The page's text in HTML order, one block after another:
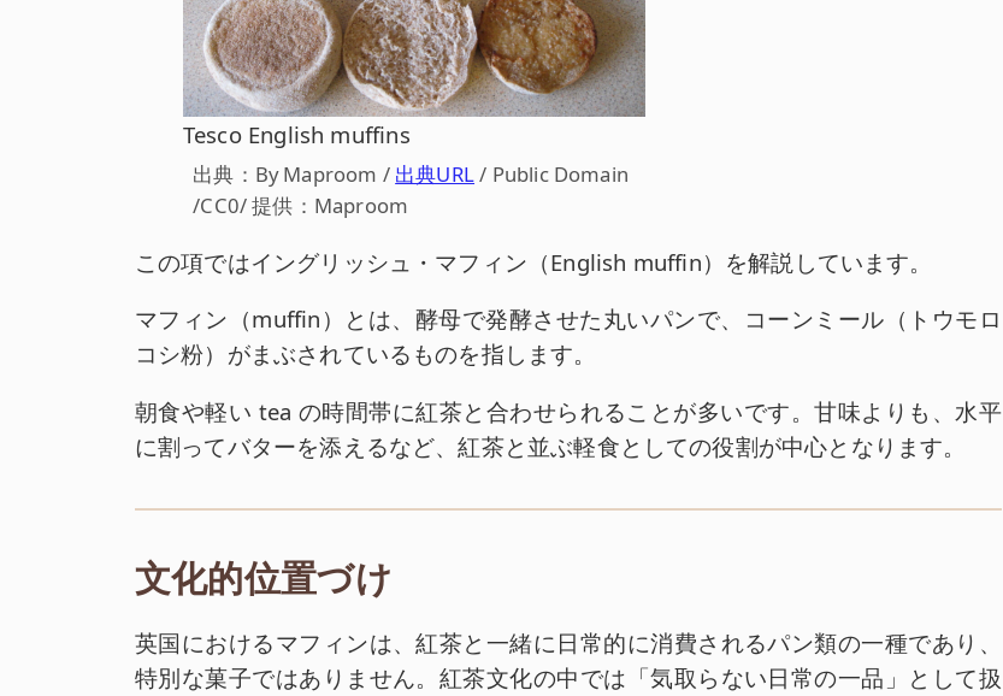
Tesco English muffins
出典：By Maproom / 出典URL/ Public Domain
/CC0/ 提供：Maproom
この項ではイングリッシュ・マフィン（English muffin）を解説しています。
マフィン（muffin）とは、酵母で発酵させた丸いパンで、コーンミール（トウモロ
コシ粉）がまぶされているものを指します。
朝食や軽い tea の時間帯に紅茶と合わせられることが多いです。甘味よりも、水平
に割ってバターを添えるなど、紅茶と並ぶ軽食としての役割が中心となります。
文化的位置づけ
英国におけるマフィンは、紅茶と一緒に日常的に消費されるパン類の一種であり、
特別な菓子ではありません。紅茶文化の中では「気取らない日常の一品」として扱